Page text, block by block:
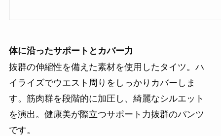
体に沿ったサポートとカバー力
抜群の伸縮性を備えた素材を使用したタイツ。ハ
イライズでウエスト周りをしっかりカバーしま
す。筋肉群を段階的に加圧し、綺麗なシルエット
を演出。健康美が際立つサポート力抜群のパンツ
です。